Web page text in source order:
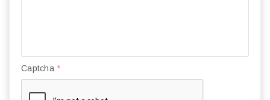
Captcha *